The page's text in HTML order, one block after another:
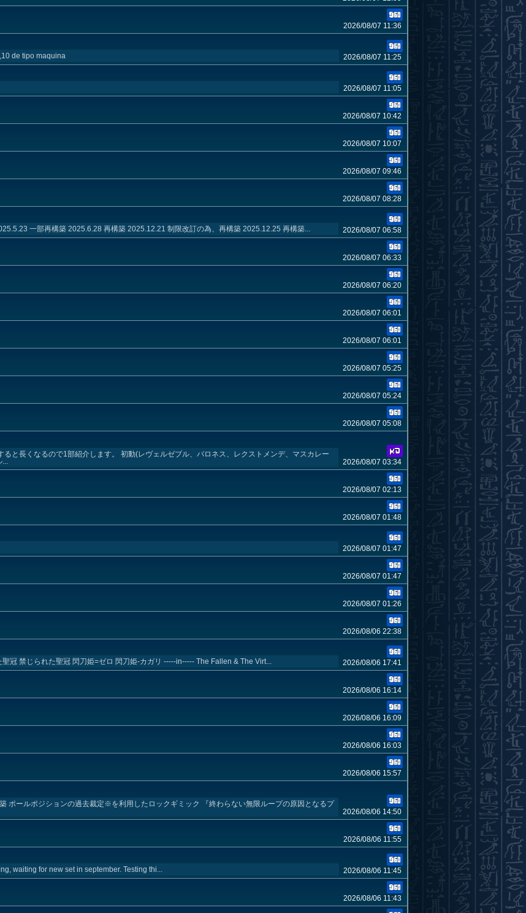
2026/08/07 11:36
de tipo maquina 2026/08/07 11:25
2026/08/07 11:05
2026/08/07 10:42
2026/08/07 10:07
2026/08/07 09:46
2026/08/07 08:28
一部再構築 2025.6.28 再構築 2025.12.21 制限改訂の為、再構築 2025.12.25 再構築... 2026/08/07 06:58
2026/08/07 06:33
2026/08/07 06:20
2026/08/07 06:01
2026/08/07 06:01
2026/08/07 05:25
2026/08/07 05:24
2026/08/07 05:08
と長くなるので1部紹介します。 初動(レヴェルゼブル、バロネス、レクストメンデ、マスカレー
2026/08/07 03:34
2026/08/07 02:13
2026/08/07 01:48
2026/08/07 01:47
2026/08/07 01:47
2026/08/07 01:26
2026/08/06 22:38
冠 禁じられた聖冠 閃刀姫=ゼロ 閃刀姫-カガリ -----in----- The Fallen & The Virt... 2026/08/06 17:41
2026/08/06 16:14
2026/08/06 16:09
2026/08/06 16:03
2026/08/06 15:57
ポールポジションの過去裁定※を利用したロックギミック 『終わらない無限ループの原因となるプ
2026/08/06 14:50
2026/08/06 11:55
waiting for new set in september. Testing thi... 2026/08/06 11:45
2026/08/06 11:43